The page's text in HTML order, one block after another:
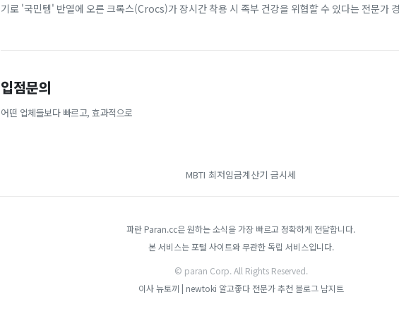
기로 '국민템' 반열에 오른 크록스(Crocs)가 장시간 착용 시 족부 건강을 위협할 수 있다는 전문가 경
입점문의
어떤 업체들보다 빠르고, 효과적으로
MBTI 최저임금계산기 금시세
파란 Paran.cc은 원하는 소식을 가장 빠르고 정확하게 전달합니다.
본 서비스는 포털 사이트와 무관한 독립 서비스입니다.
© paran Corp. All Rights Reserved.
이사 뉴토끼 | newtoki 알고좋다 전문가 추천 블로그 남지트